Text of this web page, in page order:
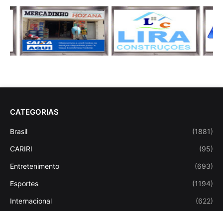
CATEGORIAS
Brasil (1881)
CARIRI (95)
Entretenimento (693)
Esportes (1194)
Internacional (622)